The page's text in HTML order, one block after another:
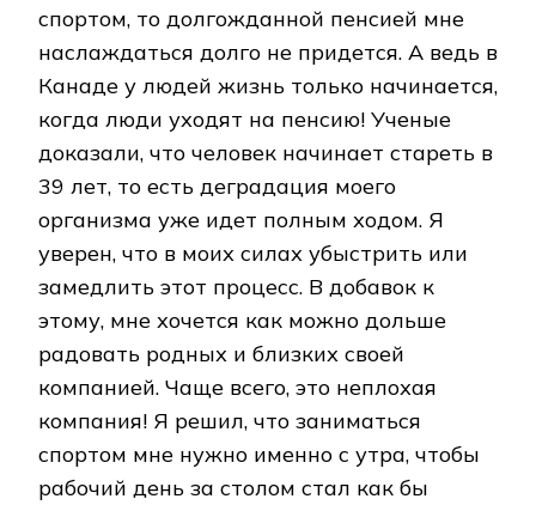
спортом, то долгожданной пенсией мне
наслаждаться долго не придется. А ведь в
Канаде у людей жизнь только начинается,
когда люди уходят на пенсию! Ученые
доказали, что человек начинает стареть в
39 лет, то есть деградация моего
организма уже идет полным ходом. Я
уверен, что в моих силах убыстрить или
замедлить этот процесс. В добавок к
этому, мне хочется как можно дольше
радовать родных и близких своей
компанией. Чаще всего, это неплохая
компания! Я решил, что заниматься
спортом мне нужно именно с утра, чтобы
рабочий день за столом стал как бы